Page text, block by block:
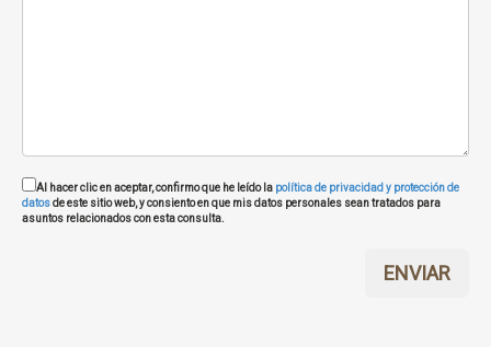
Al hacer clic en aceptar, confirmo que he leído la política de privacidad y protección de
datosde este sitio web, y consiento en que mis datos personales sean tratados para
asuntos relacionados con esta consulta.
ENVIAR